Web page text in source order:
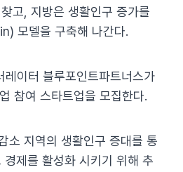
고, 지방은 생활인구 증가를
모델을 구축해 나간다.
레이터 블루포인트파트너스가
참여 스타트업을 모집한다.
소 지역의 생활인구 증대를 통
제를 활성화 시키기 위해 추